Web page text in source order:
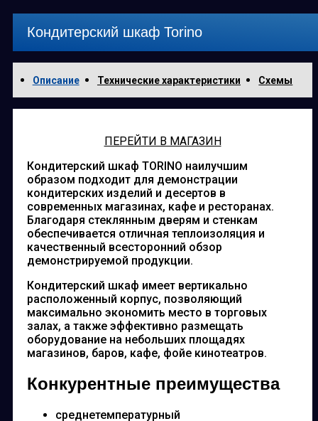
Кондитерский шкаф Torino
Описание Технические характеристики Схемы
ПЕРЕЙТИ В МАГАЗИН
Кондитерский шкаф TORINO наилучшим
образом подходит для демонстрации
кондитерских изделий и десертов в
современных магазинах, кафе и ресторанах.
Благодаря стеклянным дверям и стенкам
обеспечивается отличная теплоизоляция и
качественный всесторонний обзор
демонстрируемой продукции.
Кондитерский шкаф имеет вертикально
расположенный корпус, позволяющий
максимально экономить место в торговых
залах, а также эффективно размещать
оборудование на небольших площадях
магазинов, баров, кафе, фойе кинотеатров.
Конкурентные преимущества
среднетемпературный